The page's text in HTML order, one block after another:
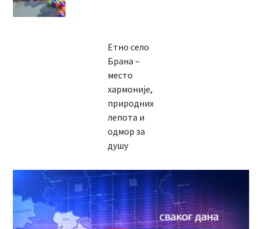
Етно село
Брана –
место
хармоније,
природних
лепота и
одмор за
душу